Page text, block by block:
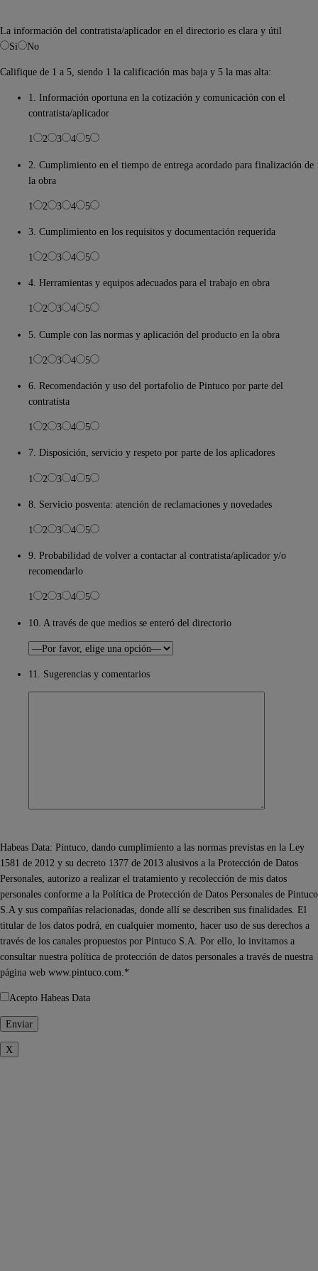
La información del contratista/aplicador en el directorio es clara y útil
Si
No
Califique de 1 a 5, siendo 1 la calificación mas baja y 5 la mas alta:
1. Información oportuna en la cotización y comunicación con el
contratista/aplicador
1 2 3 4 5
2. Cumplimiento en el tiempo de entrega acordado para finalización de
la obra
1 2 3 4 5
3. Cumplimiento en los requisitos y documentación requerida
1 2 3 4 5
4. Herramientas y equipos adecuados para el trabajo en obra
1 2 3 4 5
5. Cumple con las normas y aplicación del producto en la obra
1 2 3 4 5
6. Recomendación y uso del portafolio de Pintuco por parte del
contratista
1 2 3 4 5
7. Disposición, servicio y respeto por parte de los aplicadores
1 2 3 4 5
8. Servicio posventa: atención de reclamaciones y novedades
1 2 3 4 5
9. Probabilidad de volver a contactar al contratista/aplicador y/o
recomendarlo
1 2 3 4 5
10. A través de que medios se enteró del directorio
11. Sugerencias y comentarios
Habeas Data: Pintuco, dando cumplimiento a las normas previstas en la Ley
1581 de 2012 y su decreto 1377 de 2013 alusivos a la Protección de Datos
Personales, autorizo a realizar el tratamiento y recolección de mis datos
personales conforme a la Política de Protección de Datos Personales de Pintuco
S.A y sus compañías relacionadas, donde allí se describen sus finalidades. El
titular de los datos podrá, en cualquier momento, hacer uso de sus derechos a
través de los canales propuestos por Pintuco S.A. Por ello, lo invitamos a
consultar nuestra política de protección de datos personales a través de nuestra
página web www.pintuco.com.*
Acepto Habeas Data
X